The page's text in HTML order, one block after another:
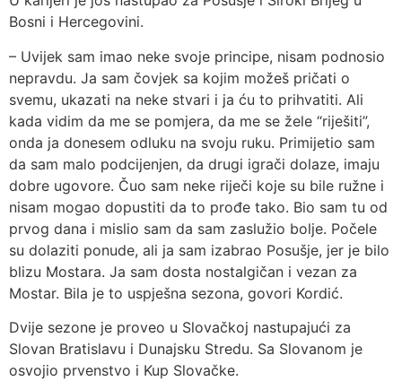
Bosni i Hercegovini.
– Uvijek sam imao neke svoje principe, nisam podnosio
nepravdu. Ja sam čovjek sa kojim možeš pričati o
svemu, ukazati na neke stvari i ja ću to prihvatiti. Ali
kada vidim da me se pomjera, da me se žele “riješiti”,
onda ja donesem odluku na svoju ruku. Primijetio sam
da sam malo podcijenjen, da drugi igrači dolaze, imaju
dobre ugovore. Čuo sam neke riječi koje su bile ružne i
nisam mogao dopustiti da to prođe tako. Bio sam tu od
prvog dana i mislio sam da sam zaslužio bolje. Počele
su dolaziti ponude, ali ja sam izabrao Posušje, jer je bilo
blizu Mostara. Ja sam dosta nostalgičan i vezan za
Mostar. Bila je to uspješna sezona, govori Kordić.
Dvije sezone je proveo u Slovačkoj nastupajući za
Slovan Bratislavu i Dunajsku Stredu. Sa Slovanom je
osvojio prvenstvo i Kup Slovačke.